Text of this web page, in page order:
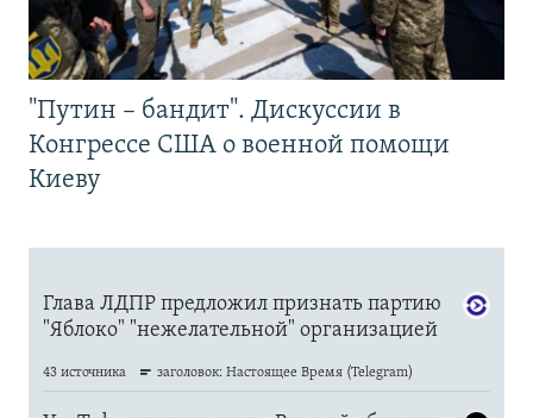
"Путин – бандит". Дискуссии в
Конгрессе США о военной помощи
Киеву